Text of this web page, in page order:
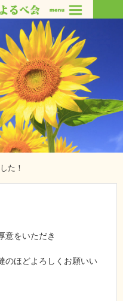
た！
意をいただき
のほどよろしくお願いい